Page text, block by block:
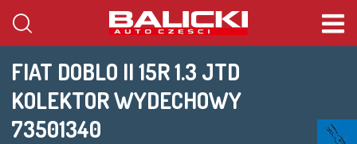
FIAT DOBLO II 15R 1.3 JTD
KOLEKTOR WYDECHOWY
73501340